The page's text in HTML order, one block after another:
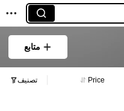
متابع
Price تصنيف